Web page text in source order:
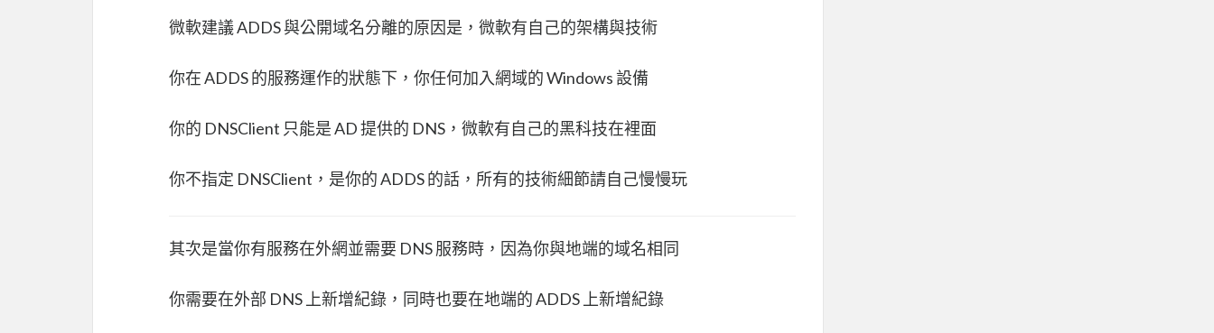
微軟建議 ADDS 與公開域名分離的原因是，微軟有自己的架構與技術
你在 ADDS 的服務運作的狀態下，你任何加入網域的 Windows 設備
你的 DNSClient 只能是 AD 提供的 DNS，微軟有自己的黑科技在裡面
你不指定 DNSClient，是你的 ADDS 的話，所有的技術細節請自己慢慢玩
其次是當你有服務在外網並需要 DNS 服務時，因為你與地端的域名相同
你需要在外部 DNS 上新增紀錄，同時也要在地端的 ADDS 上新增紀錄